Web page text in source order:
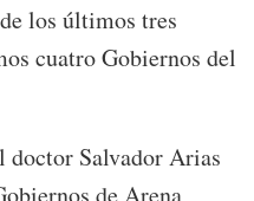
los últimos tres
cuatro Gobiernos del
doctor Salvador Arias